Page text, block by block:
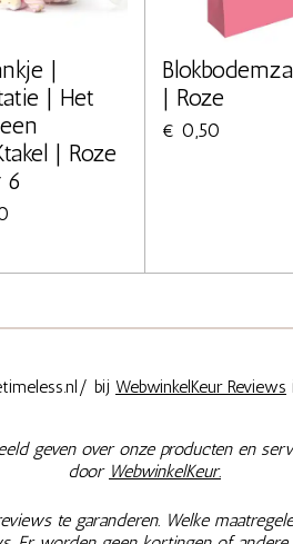
|
| Het
| Roze
6
| Roze
€ 0,50
bij WebwinkelKeur Reviews
geven over onze producten en
door WebwinkelKeur.
te garanderen. Welke